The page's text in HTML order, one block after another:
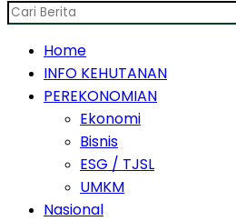
Home
INFO KEHUTANAN
PEREKONOMIAN
Ekonomi
Bisnis
ESG / TJSL
UMKM
Nasional